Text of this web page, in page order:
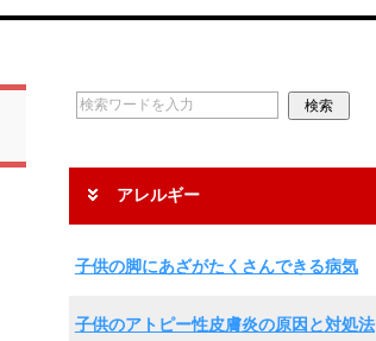
アレルギー
子供の脚にあざがたくさんできる病気
子供のアトピー性皮膚炎の原因と対処法